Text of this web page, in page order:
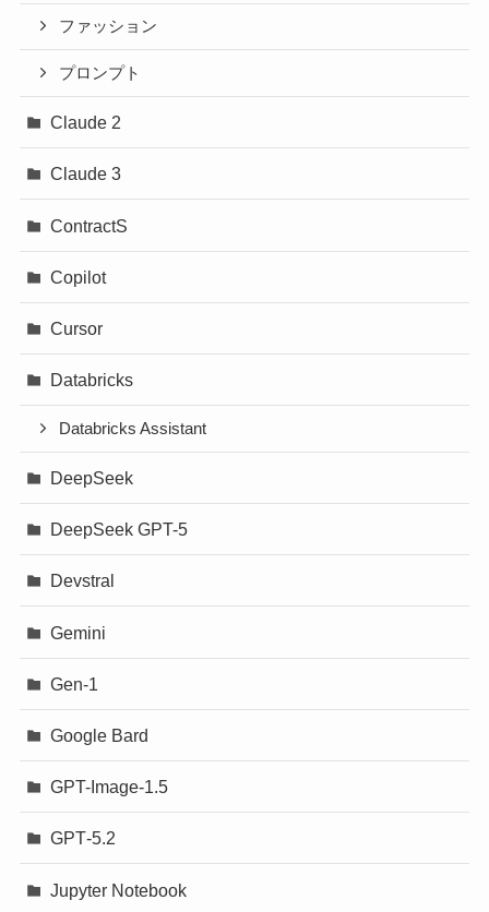
ファッション
プロンプト
Claude 2
Claude 3
ContractS
Copilot
Cursor
Databricks
Databricks Assistant
DeepSeek
DeepSeek GPT-5
Devstral
Gemini
Gen-1
Google Bard
GPT-Image-1.5
GPT‐5.2
Jupyter Notebook